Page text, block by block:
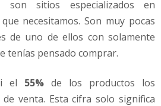
son sitios especializados en
necesitamos. Son muy pocas
de uno de ellos con solamente
tenías pensado comprar.
el 55% de los productos los
venta. Esta cifra solo significa